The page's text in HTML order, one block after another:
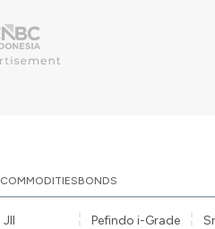
COMMODITIESBONDS
JII
Pefindo i-Grade